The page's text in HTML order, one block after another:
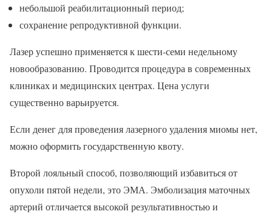
небольшой реабилитационный период;
сохранение репродуктивной функции.
Лазер успешно применяется к шести-семи недельному
новообразованию. Проводится процедура в современных
клиниках и медицинских центрах. Цена услуги
существенно варьируется.
Если денег для проведения лазерного удаления миомы нет,
можно оформить государственную квоту.
Второй лояльный способ, позволяющий избавиться от
опухоли пятой недели, это ЭМА. Эмболизация маточных
артерий отличается высокой результативностью и